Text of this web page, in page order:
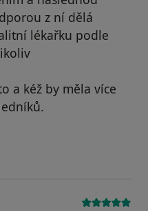
z ní dělá
lékařku podle
a kéž by měla více
Pacient